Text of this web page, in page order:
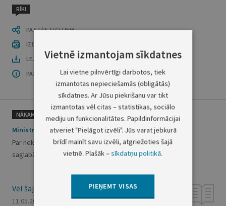
RĪKI
PASTĀSTI CITIEM
IZDRUKĀT PUBLIKĀCIJU
LEJUPLĀDĒT LAIDIENU (PDF)
PAR OFICIĀLO IZDEVUMU
NĀKAMAIS
Ministru kabineta rīkojums Nr.248
Par nekustamo īpašumu Ventspils rajona Tārgales pagastā
saglabāšanu valsts īpašumā
Vēl šajā numurā
11.05.2001., Nr. 73
Vietnē izmantojam sīkdatnes
Lai vietne pilnvērtīgi darbotos, tiek
izmantotas nepieciešamās (obligātās)
sīkdatnes. Ar Jūsu piekrišanu var tikt
izmantotas vēl citas – statistikas, sociālo
mediju un funkcionalitātes. Papildinformācijai
atveriet "Pielāgot izvēli". Jūs varat jebkurā
brīdī mainīt savu izvēli, atgriežoties šajā
vietnē. Plašāk –sīkdatņu politikā.
PIEŅEMT VISAS